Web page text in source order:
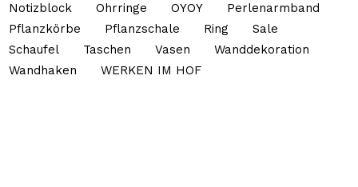
Notizblock
Ohrringe OYOY
Perlenarmband
Pflanzkörbe
Pflanzschale Ring
Sale
Schaufel
Taschen Vasen
Wanddekoration
Wandhaken
WERKEN IM HOF